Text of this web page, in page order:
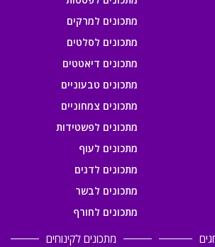
מתכונים למרקים
מתכונים לסלטים
מתכונים דיאטטים
מתכונים טבעוניים
מתכונים צמחוניים
מתכונים לפשטידות
מתכונים לעוף
מתכונים לדגים
מתכונים לבשר
מתכונים לחורף
מתכונים לקינוחים